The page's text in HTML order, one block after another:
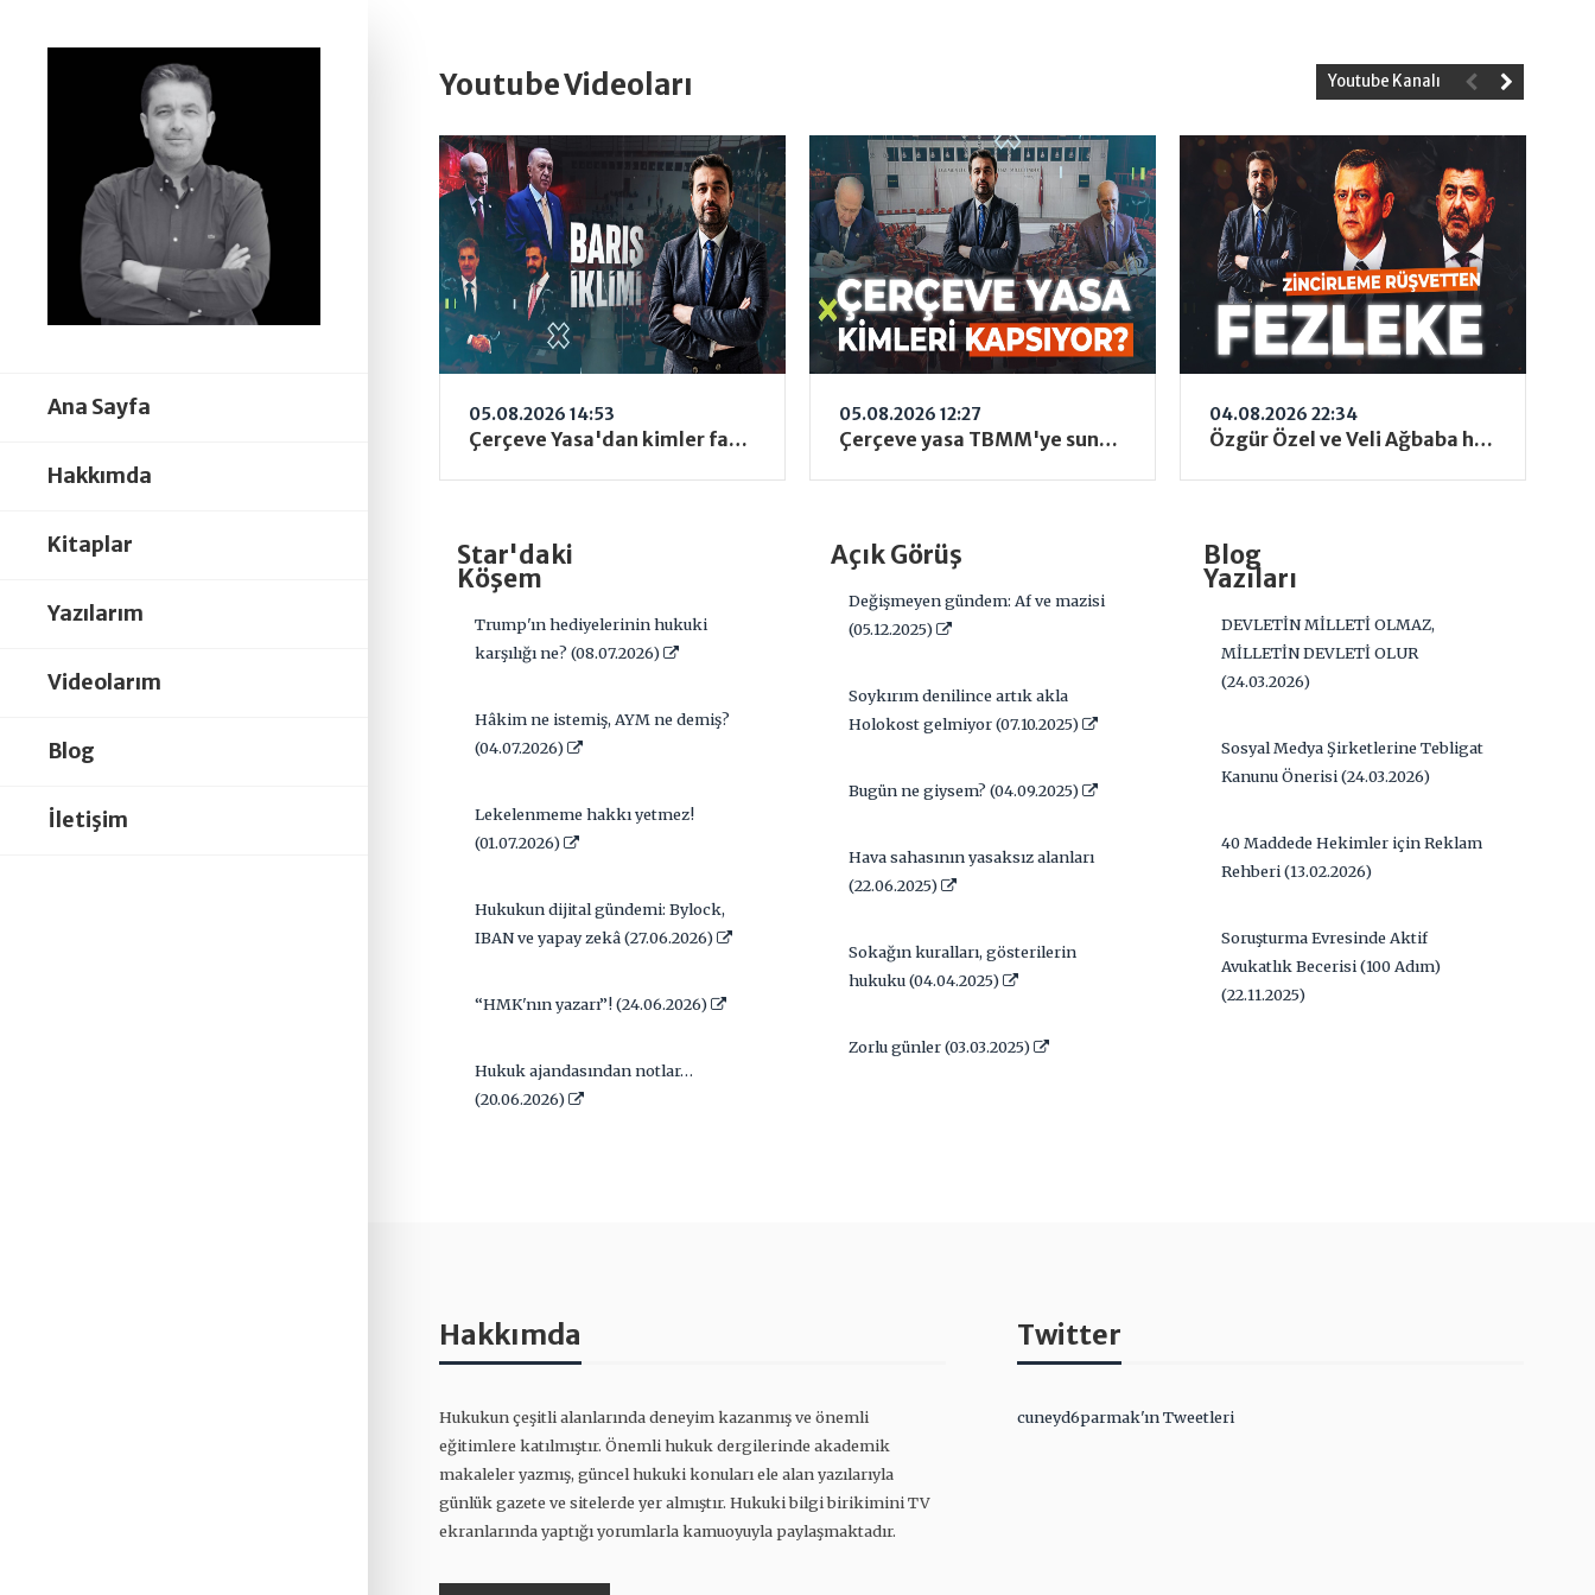
Ana Sayfa
Hakkımda
Kitaplar
Yazılarım
Videolarım
Blog
İletişim
Youtube Videoları Youtube Kanalı
05.08.2026 14:53
Çerçeve Yasa'dan kimler faydalanacak? Barzani-Şara görüşmesinin Terörsüz Türkiye için önemi ne?
05.08.2026 12:27
Çerçeve yasa TBMM'ye sunuldu! Yasa kimleri kapsayacak? Af söz konusu mu? | Cüneyd Altıparmak
04.08.2026 22:34
Özgür Özel ve Veli Ağbaba hakkında "zincirleme şekilde rüşvet almak" iddiasıyla fezleke hazırlandı!
Star'daki
Köşem
Trump'ın hediyelerinin hukuki
karşılığı ne? (08.07.2026)
Hâkim ne istemiş, AYM ne demiş?
(04.07.2026)
Lekelenmeme hakkı yetmez!
(01.07.2026)
Hukukun dijital gündemi: Bylock,
IBAN ve yapay zekâ (27.06.2026)
“HMK'nın yazarı”! (24.06.2026)
Hukuk ajandasından notlar…
(20.06.2026)
Açık Görüş
Değişmeyen gündem: Af ve mazisi
(05.12.2025)
Soykırım denilince artık akla
Holokost gelmiyor (07.10.2025)
Bugün ne giysem? (04.09.2025)
Hava sahasının yasaksız alanları
(22.06.2025)
Sokağın kuralları, gösterilerin
hukuku (04.04.2025)
Zorlu günler (03.03.2025)
Blog
Yazıları
DEVLETİN MİLLETİ OLMAZ,
MİLLETİN DEVLETİ OLUR
(24.03.2026)
Sosyal Medya Şirketlerine Tebligat
Kanunu Önerisi (24.03.2026)
40 Maddede Hekimler için Reklam
Rehberi (13.02.2026)
Soruşturma Evresinde Aktif
Avukatlık Becerisi (100 Adım)
(22.11.2025)
Hakkımda
Hukukun çeşitli alanlarında deneyim kazanmış ve önemli
eğitimlere katılmıştır. Önemli hukuk dergilerinde akademik
makaleler yazmış, güncel hukuki konuları ele alan yazılarıyla
günlük gazete ve sitelerde yer almıştır. Hukuki bilgi birikimini TV
ekranlarında yaptığı yorumlarla kamuoyuyla paylaşmaktadır.
Twitter
cuneyd6parmak'ın Tweetleri